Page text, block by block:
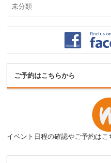
未分類
ご予約はこちらから
イベント日程の確認やご予約は